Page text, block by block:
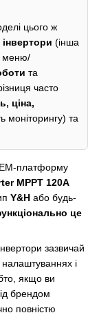
цього ж
інвертори (інша
меню/
та
часто
ціна,
моніторингу) та
платформу
MPPT 120A
Y&H або будь-
це
зазвичай
і
якщо ви
брендом
повністю